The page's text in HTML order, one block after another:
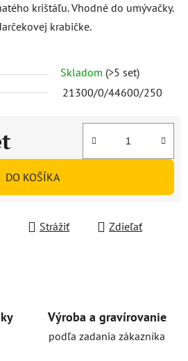
krištáľu. Vhodné do umývačky.
krabičke.
Skladom (>5 set)
21300/0/44600/250
DO KOŠÍKA
Strážiť Zdieľať
Výroba a gravírovanie
podľa zadania zákazníka